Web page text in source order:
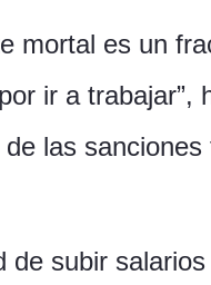
mortal es un
ir a trabajar”,
las
subir